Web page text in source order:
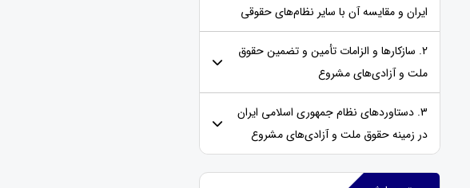
ایران و مقایسه‌ آن با سایر نظام‌های حقوقی
2. سازکارها و الزامات تأمین و تضمین حقوق
ملت و آزادی‌های مشروع
3. دستاوردهای نظام جمهوری اسلامی ایران
در زمینه حقوق ملت و آزادی‌های مشروع